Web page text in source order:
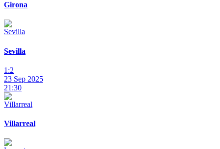
Girona
Sevilla
1:2
23 Sep 2025
21:30
Villarreal